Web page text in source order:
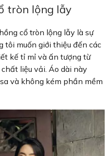
tròn lộng lẫy
cổ tròn lộng lẫy là sự
tôi muốn giới thiệu đến các
kế tỉ mỉ và ấn tượng từ
liệu vải. Áo dài này
và không kém phần mềm